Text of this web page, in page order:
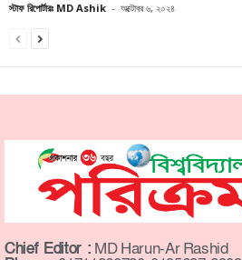
স্টাফ রিপোর্টারঃ MD Ashik - অক্টোবর ৬, ২০২৪
Chief Editor : MD Harun-Ar Rashid